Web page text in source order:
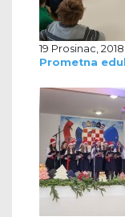
19 Prosinac, 2018
Prometna